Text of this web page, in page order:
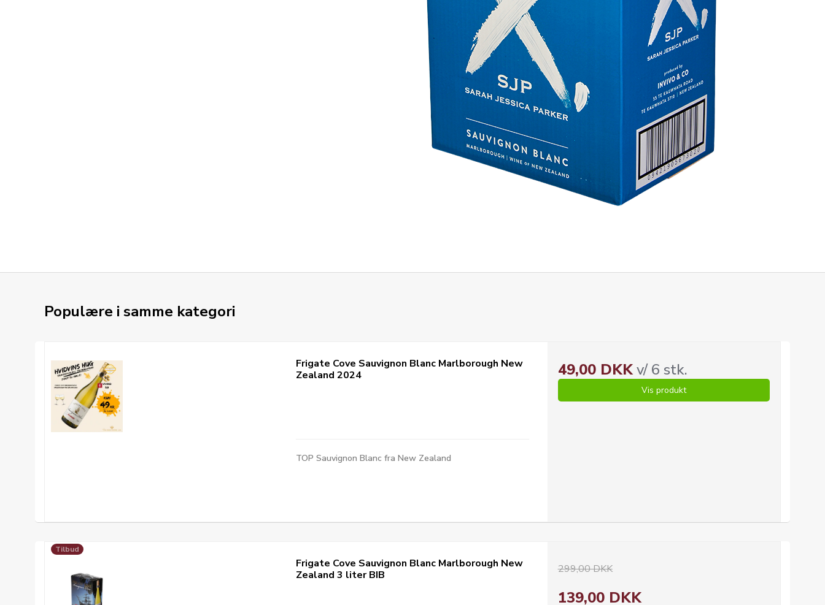
Populære i samme kategori
Frigate Cove Sauvignon Blanc Marlborough New
Zealand 2024
TOP Sauvignon Blanc fra New Zealand
49,00 DKKv/ 6 stk.
Vis produkt
Tilbud
Frigate Cove Sauvignon Blanc Marlborough New
Zealand 3 liter BIB
299,00 DKK
139,00 DKK